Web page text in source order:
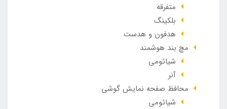
متفرقه
بلکینگ
هدفون و هدست
مچ بند هوشمند
شیائومی
آنر
محافظ صفحه نمایش گوشی
شیائومی